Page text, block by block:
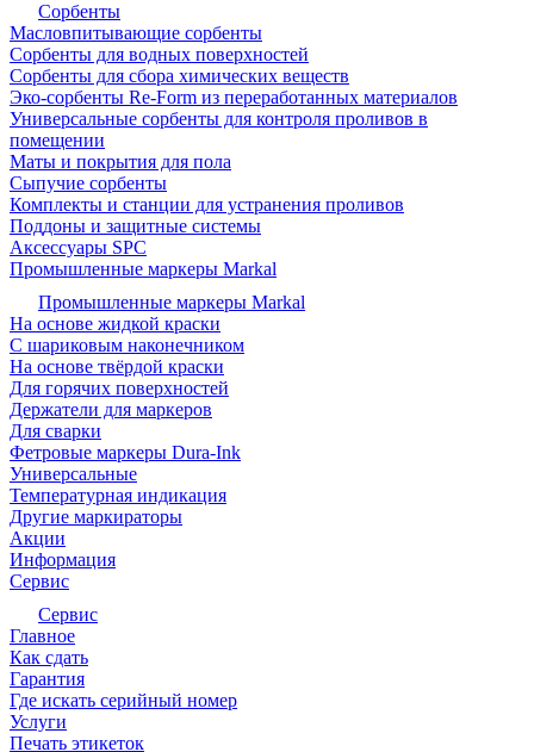
Сорбенты
Масловпитывающие сорбенты
Сорбенты для водных поверхностей
Сорбенты для сбора химических веществ
Эко-сорбенты Re-Form из переработанных материалов
Универсальные сорбенты для контроля проливов в
помещении
Маты и покрытия для пола
Сыпучие сорбенты
Комплекты и станции для устранения проливов
Поддоны и защитные системы
Аксессуары SPC
Промышленные маркеры Markal
Промышленные маркеры Markal
На основе жидкой краски
С шариковым наконечником
На основе твёрдой краски
Для горячих поверхностей
Держатели для маркеров
Для сварки
Фетровые маркеры Dura-Ink
Универсальные
Температурная индикация
Другие маркираторы
Акции
Информация
Сервис
Сервис
Главное
Как сдать
Гарантия
Где искать серийный номер
Услуги
Печать этикеток